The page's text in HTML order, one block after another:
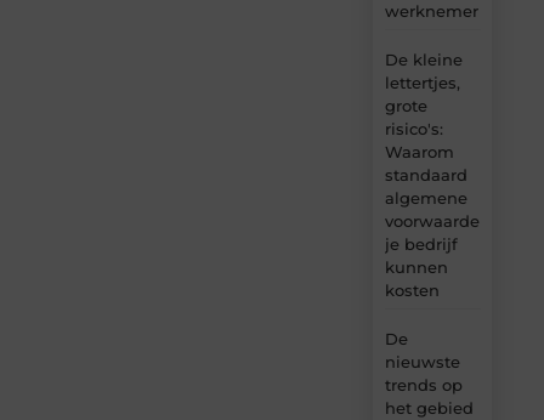
werknemer
De kleine
lettertjes,
grote
risico's:
Waarom
standaard
algemene
voorwaarden
je bedrijf
kunnen
kosten
De
nieuwste
trends op
het gebied